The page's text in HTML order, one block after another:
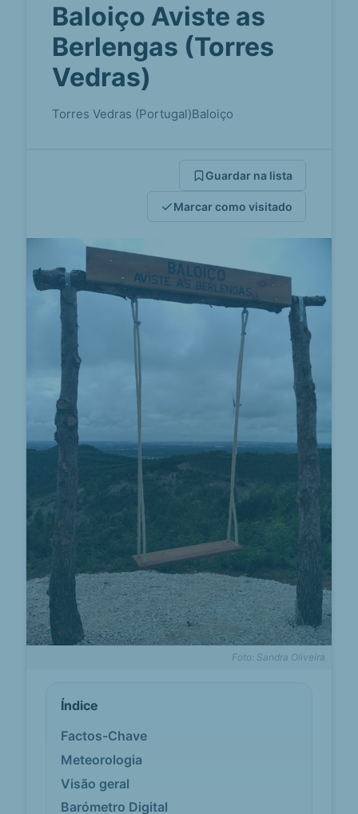
Baloiço Aviste as
Berlengas (Torres
Vedras)
Torres Vedras (Portugal)Baloiço
Guardar na lista
Marcar como visitado
Foto: Sandra Oliveira
Índice
Factos-Chave
Meteorologia
Visão geral
Barómetro Digital